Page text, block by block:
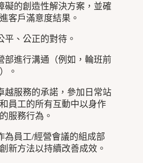
礙的創造性解決方案，並確
客戶滿意度結果。
平、公正的對待。
部進行溝通（例如，輪班前
。
越服務的承諾，參加日常站
員工的所有互動中以身作
服務行為。
為員工/經營會議的組成部
新方法以持續改善成效。